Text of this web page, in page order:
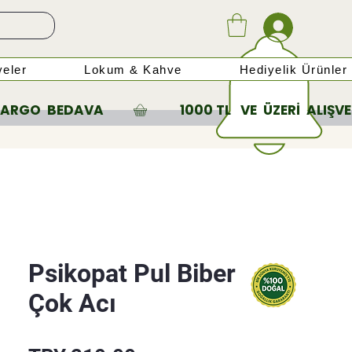
Lokum & Kahve Hediyelik Ürünler
Psikopat Pul Biber
Çok Acı